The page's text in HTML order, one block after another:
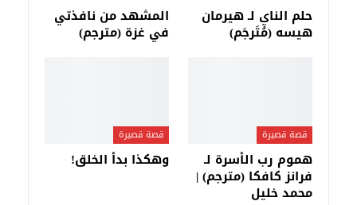
حلم الناي لـ هيرمان
هيسه (مُتَرجَم)
المشهد من نافذتي
في غزة (مترجم)
قصة قصيرة
هموم رب الأسرة لـ
فرانز كافكا (مترجم) |
محمد خليل
قصة قصيرة
وهكذا بدأ الخلق!